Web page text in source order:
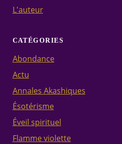
L'auteur
CATÉGORIES
Abondance
Actu
Annales Akashiques
Ésotérisme
Éveil spirituel
Flamme violette